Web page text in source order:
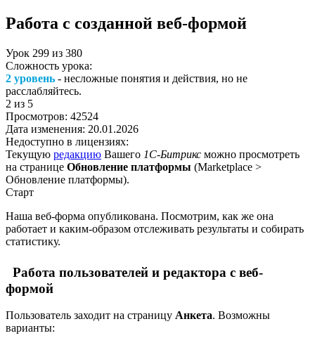
Работа с созданной веб-формой
Урок 299 из 380
Сложность урока:
2 уровень - несложные понятия и действия, но не
расслабляйтесь.
2 из 5
Просмотров: 42524
Дата изменения: 20.01.2026
Недоступно в лицензиях:
Текущую редакцию Вашего 1С-Битрикс можно просмотреть
на странице Обновление платформы (Marketplace >
Обновление платформы).
Старт
Наша веб-форма опубликована. Посмотрим, как же она
работает и каким-образом отслеживать результаты и собирать
статистику.
Работа пользователей и редактора с веб-
формой
Пользователь заходит на страницу Анкета. Возможны
варианты: